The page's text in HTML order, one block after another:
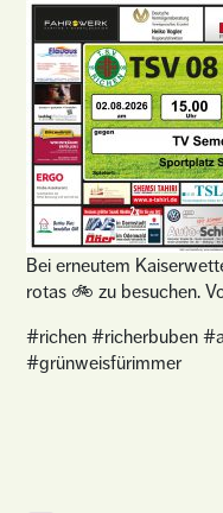
Bei erneutem
rotas 🚲 zu besuchen.
#richen #richerbuben
#grünweisfürimmer